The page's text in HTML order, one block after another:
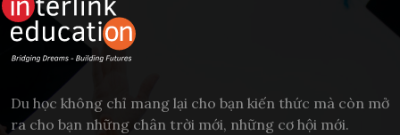
Du học không chỉ mang lại cho bạn kiến thức mà còn mở
ra cho bạn những chân trời mới, những cơ hội mới.